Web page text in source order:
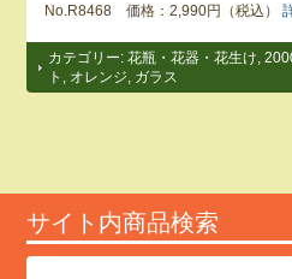
No.R8468 価格：2,990円（税込）
カテゴリー:花瓶・花器・花生け,
ト , オレンジ, ガラス
サイト内商品検索